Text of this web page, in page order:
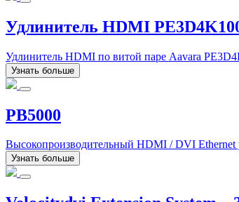
Удлинитель HDMI
Удлинитель HDMI по витой паре Aavara
Узнать больше
PB5000
Высокопроизводительный HDMI / DVI Ethernet
Узнать больше